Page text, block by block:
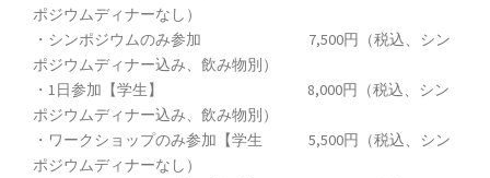
ポジウムディナーなし）
・シンポジウムのみ参加 7,500円（税込、シン
ポジウムディナー込み、飲み物別）
・1日参加【学生】 8,000円（税込、シン
ポジウムディナー込み、飲み物別）
・ワークショップのみ参加【学生 5,500円（税込、シン
ポジウムディナーなし）